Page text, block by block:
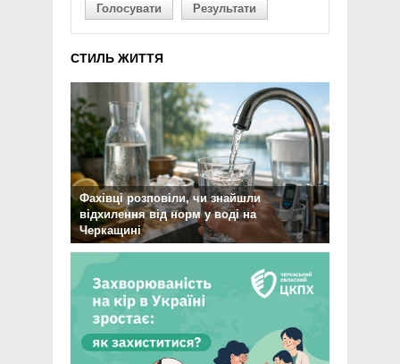
Голосувати Результати
СТИЛЬ ЖИТТЯ
Фахівці розповіли, чи знайшли
відхилення від норм у воді на
Черкащині